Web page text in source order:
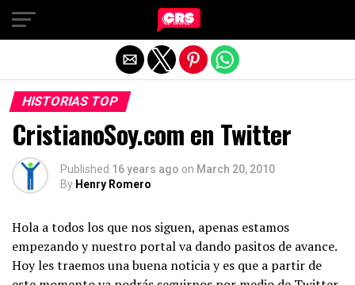
HISTORIAS TOP
CristianoSoy.com en Twitter
Published 16 years ago on March 20, 2010
By Henry Romero
Hola a todos los que nos siguen, apenas estamos
empezando y nuestro portal va dando pasitos de avance.
Hoy les traemos una buena noticia y es que a partir de
Exit mobile version